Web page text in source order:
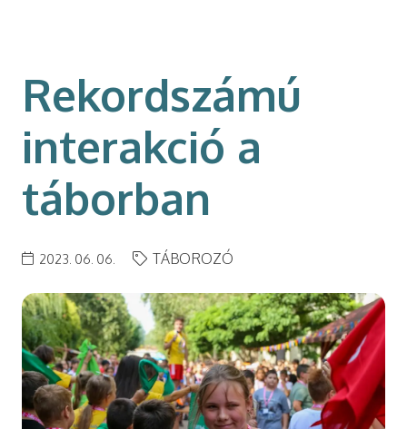
Rekordszámú
interakció a
táborban
2023. 06. 06. TÁBOROZÓ